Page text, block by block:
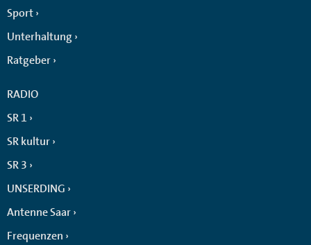
Sport
Unterhaltung
Ratgeber
RADIO
SR 1
SR kultur
SR 3
UNSERDING
Antenne Saar
Frequenzen